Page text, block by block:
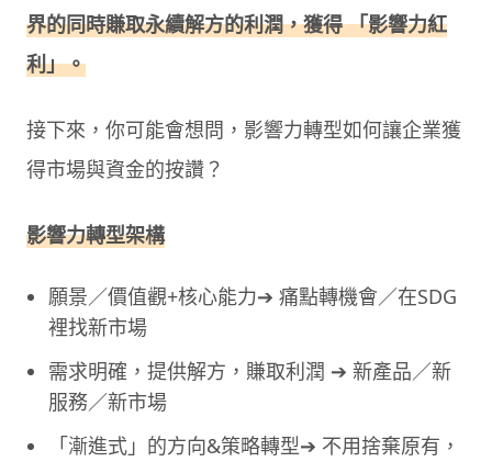
界的同時賺取永續解方的利潤，獲得 「影響力紅
利」。
接下來，你可能會想問，影響力轉型如何讓企業獲
得市場與資金的按讚？
影響力轉型架構
願景／價值觀+核心能力➔ 痛點轉機會／在SDG
裡找新市場
需求明確，提供解方，賺取利潤 ➔ 新產品／新
服務／新市場
「漸進式」的方向&策略轉型➔ 不用捨棄原有，